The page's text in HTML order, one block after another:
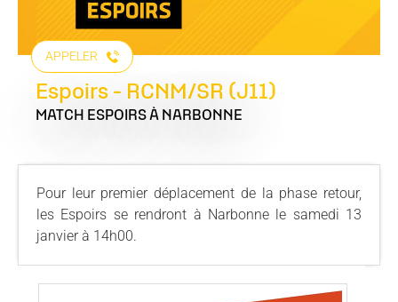
APPELER
Espoirs - RCNM/SR (J11)
MATCH ESPOIRS À NARBONNE
Pour leur premier déplacement de la phase retour,
les Espoirs se rendront à Narbonne le samedi 13
janvier à 14h00.